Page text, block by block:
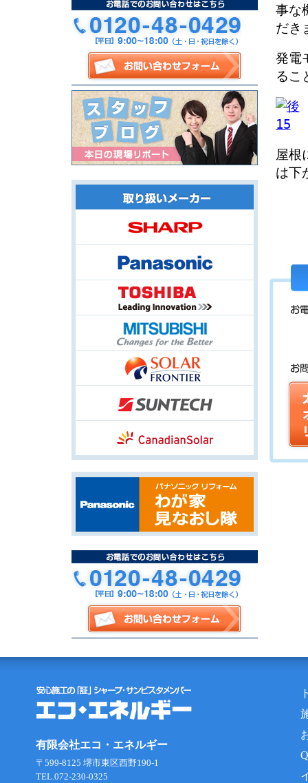
事な
だき
発電
るこ
屋根
は下
有限会社エコ・エネルギー
〒599-8125 堺市東区西野190-1
TEL.072-230-0325